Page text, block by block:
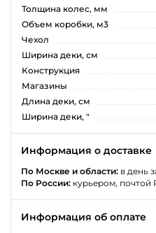
Толщина колес, мм
Объем коробки, м3
Чехол
Ширина деки, см
Конструкция
Магазины
Длина деки, см
Ширина деки, "
Информация о доставке
По Москве и области: в день
По России: курьером, почтой
Информация об оплате